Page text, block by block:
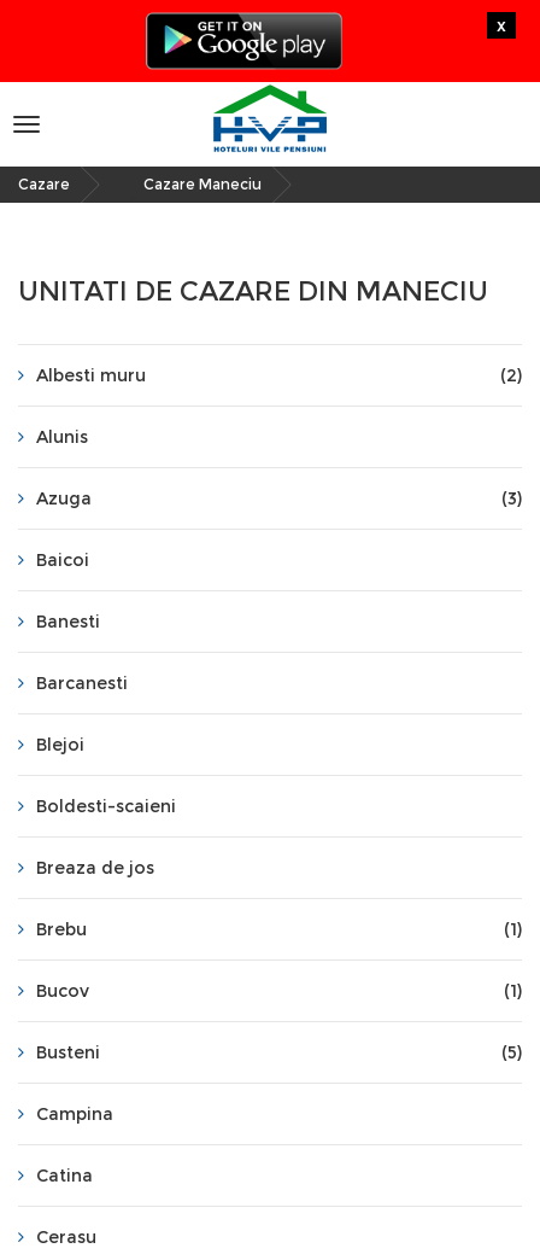
x
Toggle
navigation
Cazare Cazare Maneciu
UNITATI DE CAZARE DIN MANECIU
Albesti muru (2)
Alunis
Azuga (3)
Baicoi
Banesti
Barcanesti
Blejoi
Boldesti-scaieni
Breaza de jos
Brebu (1)
Bucov (1)
Busteni (5)
Campina
Catina
Cerasu